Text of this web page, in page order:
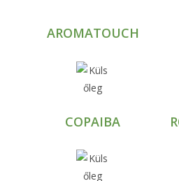
AROMATOUCH
COPAIBA